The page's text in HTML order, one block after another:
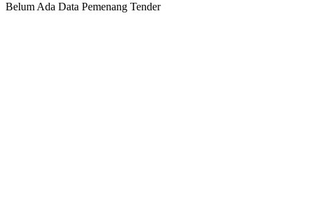
Belum Ada Data Pemenang Tender